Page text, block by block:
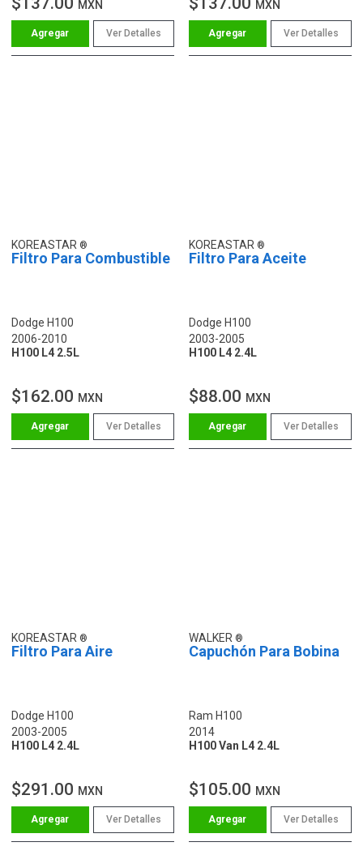
MXN
Ver Detalles
MXN
Ver Detalles
KOREASTAR
Filtro Para Combustible
Dodge H100
2006-2010
H100 L4 2.5L
$162.00 MXN
Ver Detalles
KOREASTAR
Filtro Para Aceite
Dodge H100
2003-2005
H100 L4 2.4L
$88.00 MXN
Ver Detalles
KOREASTAR
Filtro Para Aire
Dodge H100
2003-2005
H100 L4 2.4L
$291.00 MXN
Ver Detalles
WALKER
Capuchón Para Bobina
Ram H100
2014
H100 Van L4 2.4L
$105.00 MXN
Ver Detalles